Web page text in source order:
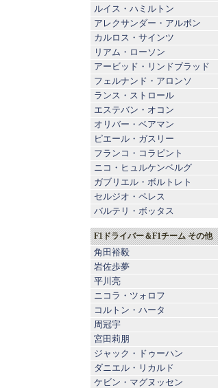
ルイス・ハミルトン
アレクサンダー・アルボン
カルロス・サインツ
リアム・ローソン
アービッド・リンドブラッド
フェルナンド・アロンソ
ランス・ストロール
エステバン・オコン
オリバー・ベアマン
ピエール・ガスリー
フランコ・コラピント
ニコ・ヒュルケンベルグ
ガブリエル・ボルトレト
セルジオ・ペレス
バルテリ・ボッタス
F1ドライバー＆F1チーム その他
角田裕毅
岩佐歩夢
平川亮
ニコラ・ツォロフ
コルトン・ハータ
周冠宇
宮田莉朋
ジャック・ドゥーハン
ダニエル・リカルド
ケビン・マグヌッセン